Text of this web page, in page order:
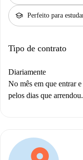
school Perfeito para
Tipo de contrato
Diariamente
No mês em que entrar
pelos dias que arrendou.